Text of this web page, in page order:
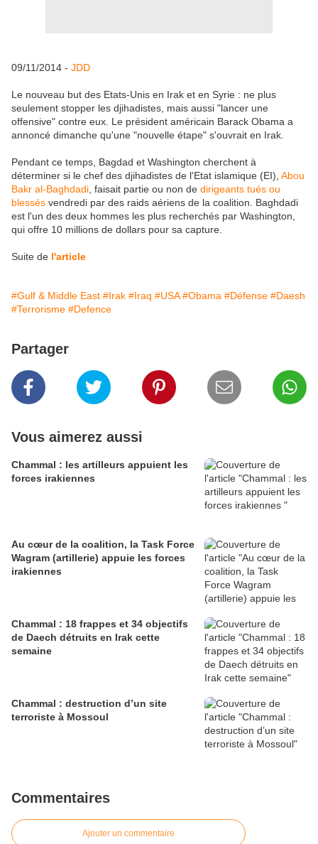
09/11/2014 - JDD
Le nouveau but des Etats-Unis en Irak et en Syrie : ne plus
seulement stopper les djihadistes, mais aussi "lancer une
offensive" contre eux. Le président américain Barack Obama a
annoncé dimanche qu'une "nouvelle étape" s'ouvrait en Irak.
Pendant ce temps, Bagdad et Washington cherchent à
déterminer si le chef des djihadistes de l'Etat islamique (EI), Abou
Bakr al-Baghdadi , faisait partie ou non de dirigeants tués ou
blessés vendredi par des raids aériens de la coalition. Baghdadi
est l'un des deux hommes les plus recherchés par Washington,
qui offre 10 millions de dollars pour sa capture.
Suite de l'article
#Gulf & Middle East #Irak #Iraq #USA #Obama #Défense #Daesh
#Terrorisme #Defence
Partager
Vous aimerez aussi
Chammal : les artilleurs appuient les
forces irakiennes
Au cœur de la coalition, la Task Force
Wagram (artillerie) appuie les forces
irakiennes
Chammal : 18 frappes et 34 objectifs
de Daech détruits en Irak cette
semaine
Chammal : destruction d’un site
terroriste à Mossoul
Commentaires
Ajouter un commentaire